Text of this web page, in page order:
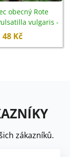
obecný Rote
vulgaris -
- 10 ks
48 Kč
zákazníků.